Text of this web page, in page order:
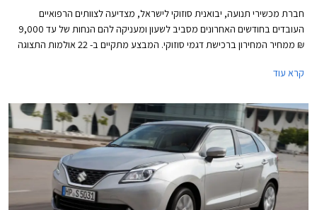
חברת מכשירי תנועה, יבואנית סוזוקי לישראל, מצדיעה לצוותים הרפואיים
העובדים בחודשים האחרונים מסביב לשעון ומעניקה להם הנחות של עד 9,000
₪ ממחיר המחירון ברכישת דגמי סוזוקי. המבצע מתקיים ב- 22 אולמות התצוגה
קרא עוד